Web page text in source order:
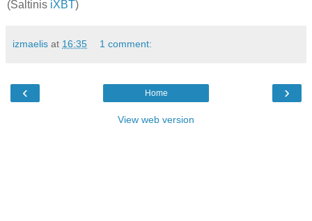
(Šaltinis iXBT)
izmaelis at 16:35 1 comment:
‹ ›
Home
View web version